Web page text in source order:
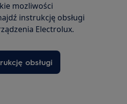
mozliwości
instrukcję obsługi
Electrolux.
obsługi